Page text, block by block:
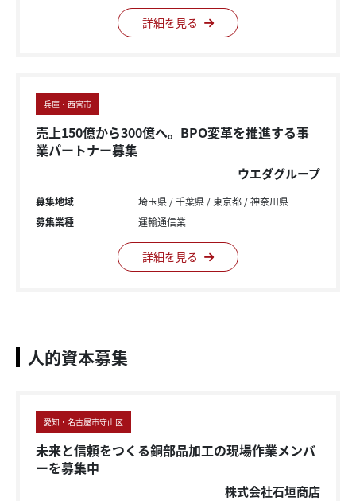
詳細を見る
兵庫・西宮市
売上150億から300億へ。BPO変革を推進する事
業パートナー募集
ウエダグループ
募集地域 埼玉県 千葉県 東京都
神奈川県
募集業種
運輸通信業
詳細を見る
人的資本募集
愛知・名古屋市守山区
未来と信頼をつくる銅部品加工の現場作業メンバ
ーを募集中
株式会社石垣商店